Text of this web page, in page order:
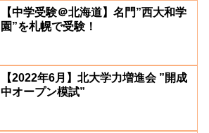
【中学受験＠北海道】名門”西大和学
園”を札幌で受験！
【2022年6月】北大学力増進会 ”開成
中オープン模試”